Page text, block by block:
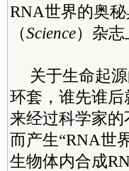
RNA世界的奥
（Science）杂志
关于生命起
环套，谁先谁
来经过科学家
而产生“RNA世
生物体内合成